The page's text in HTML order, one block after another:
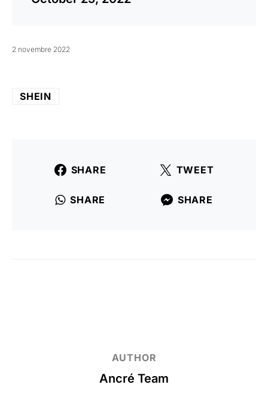
2 novembre 2022
SHEIN
SHARE TWEET
SHARE SHARE
AUTHOR
Ancré Team